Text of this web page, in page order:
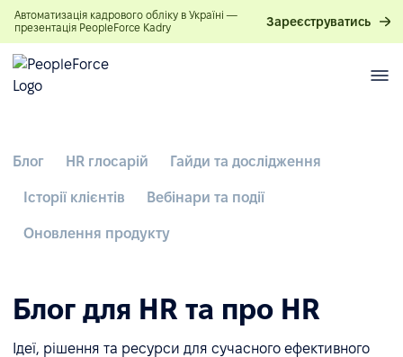
Автоматизація кадрового обліку в Україні —
презентація PeopleForce Kadry
Зареєструватись
Блог HR глосарій Гайди та дослідження
Історії клієнтів Вебінари та події
Оновлення продукту
Блог для HR та про HR
Ідеї, рішення та ресурси для сучасного ефективного